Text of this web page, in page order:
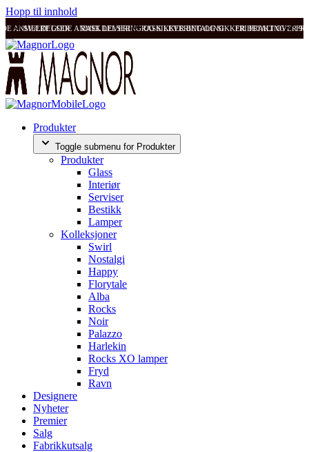
Hopp til innhold
ANMELDELSER RASK LEVERING OG SIKKER BETALING FRI FRAKT OVER
SVÆRT GODE ANMELDELSER RASK LEVERING OG SIKKER BETALING
Produkter
Toggle submenu for Produkter
Produkter
Glass
Interiør
Serviser
Bestikk
Lamper
Kolleksjoner
Swirl
Nostalgi
Happy
Florytale
Alba
Rocks
Noir
Palazzo
Harlekin
Rocks XO lamper
Fryd
Ravn
Designere
Nyheter
Premier
Salg
Fabrikkutsalg